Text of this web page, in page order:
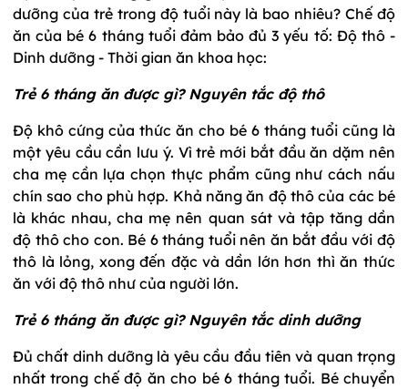
dưỡng của trẻ trong độ tuổi này là bao nhiêu? Chế độ
ăn của bé 6 tháng tuổi đảm bảo đủ 3 yếu tố: Độ thô -
Dinh dưỡng - Thời gian ăn khoa học:
Trẻ 6 tháng ăn được gì? Nguyên tắc độ thô
Độ khô cứng của thức ăn cho bé 6 tháng tuổi cũng là
một yêu cầu cần lưu ý. Vì trẻ mới bắt đầu ăn dặm nên
cha mẹ cần lựa chọn thực phẩm cũng như cách nấu
chín sao cho phù hợp. Khả năng ăn độ thô của các bé
là khác nhau, cha mẹ nên quan sát và tập tăng dần
độ thô cho con. Bé 6 tháng tuổi nên ăn bắt đầu với độ
thô là lỏng, xong đến đặc và dần lớn hơn thì ăn thức
ăn với độ thô như của người lớn.
Trẻ 6 tháng ăn được gì? Nguyên tắc dinh dưỡng
Đủ chất dinh dưỡng là yêu cầu đầu tiên và quan trọng
nhất trong chế độ ăn cho bé 6 tháng tuổi. Bé chuyển